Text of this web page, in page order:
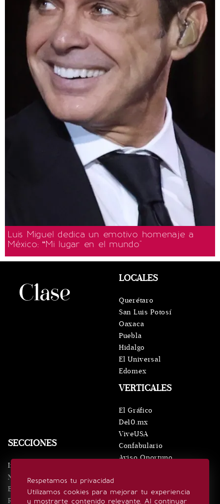
Luis Miguel dedica un emotivo homenaje a
México: “Mi lugar en el mundo"
Respetamos tu privacidad
Utilizamos cookies para mejorar tu experiencia
y mostrarte contenido relevante. Al continuar
SECCIONES
Inicio
Noticias
Eventos
Realeza
VERTICALES
El Gráfico
De10.mx
ViveUSA
Confabulario
Aviso Oportuno
LOCALES
Querétaro
San Luis Potosí
Oaxaca
Puebla
Hidalgo
El Universal
Edomex